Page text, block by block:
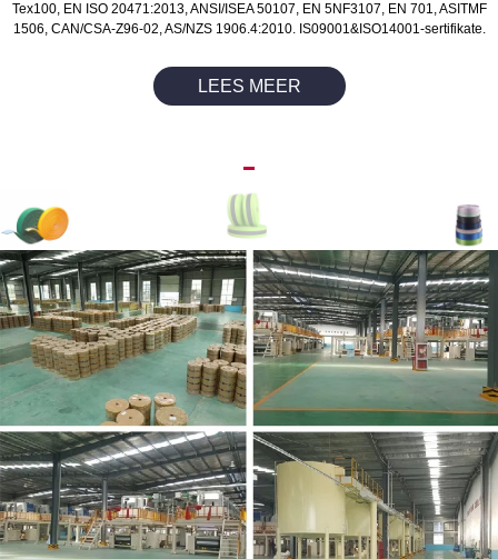
Tex100, EN ISO 20471:2013, ANSI/ISEA 50107, EN 5NF3107, EN 701, ASITMF
1506, CAN/CSA-Z96-02, AS/NZS 1906.4:2010. IS09001&ISO14001-sertifikate.
LEES MEER